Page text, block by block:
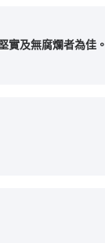
實及無腐爛者為佳。